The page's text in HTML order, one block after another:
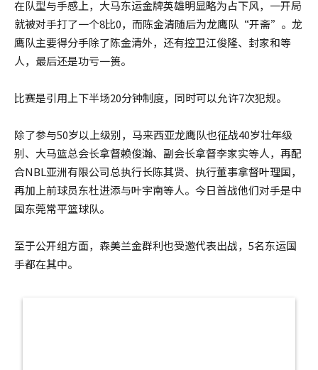
在队型与手感上，大马东运金牌英雄明显略为占下风，一开局
就被对手打了一个8比0，而陈金清随后为龙鹰队“开斋”。龙
鹰队主要得分手除了陈金清外，还有控卫江俊隆、封家和等
人，最后还是功亏一篑。
比赛是引用上下半场20分钟制度，同时可以允许7次犯规。
除了参与50岁以上级别，马来西亚龙鹰队也征战40岁壮年级
别、大马篮总会长拿督赖俊瀚、副会长拿督李家实等人，再配
合NBL亚洲有限公司总执行长陈其贤、执行董事拿督叶理国，
再加上前球员东杜进添与叶宇南等人。今日首战他们对手是中
国东莞常平篮球队。
至于公开组方面，森美兰金群利也受邀代表出战，5名东运国
手都在其中。